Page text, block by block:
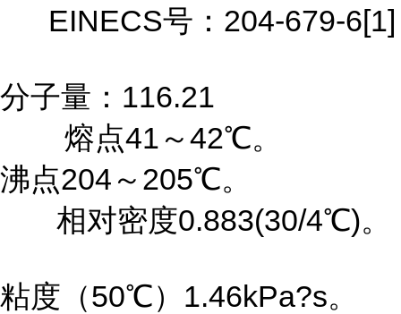
EINECS号：204-679-6[1]
分子量：116.21
熔点41～42℃。
沸点204～205℃。
相对密度0.883(30/4℃)。
粘度（50℃）1.46kPa?s。